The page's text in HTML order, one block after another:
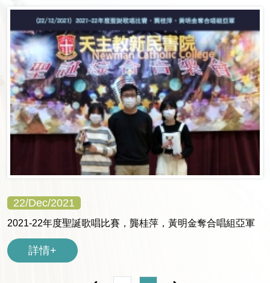
22/Dec/2021
2021-22年度聖誕歌唱比賽，龔桂萍，黃明金奪合唱組亞軍
詳情+